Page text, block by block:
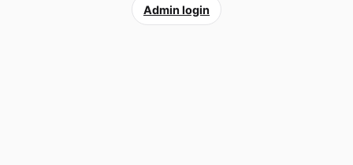
Admin login